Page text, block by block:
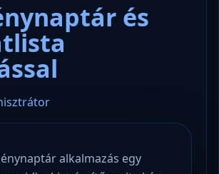
és
alkalmazás egy